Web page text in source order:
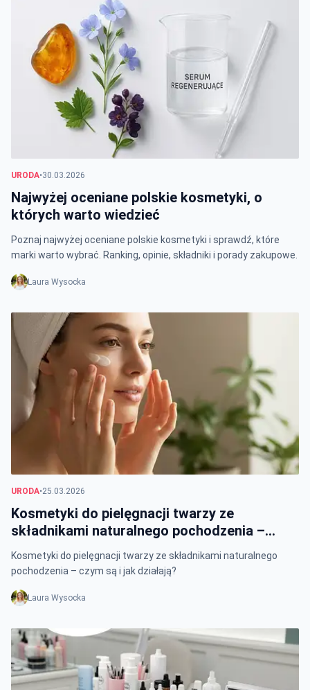
URODA•30.03.2026
Najwyżej oceniane polskie kosmetyki, o
których warto wiedzieć
Poznaj najwyżej oceniane polskie kosmetyki i sprawdź, które
marki warto wybrać. Ranking, opinie, składniki i porady zakupowe.
Laura Wysocka
URODA•25.03.2026
Kosmetyki do pielęgnacji twarzy ze
składnikami naturalnego pochodzenia –
czym są i jak działają?
Kosmetyki do pielęgnacji twarzy ze składnikami naturalnego
pochodzenia – czym są i jak działają?
Laura Wysocka